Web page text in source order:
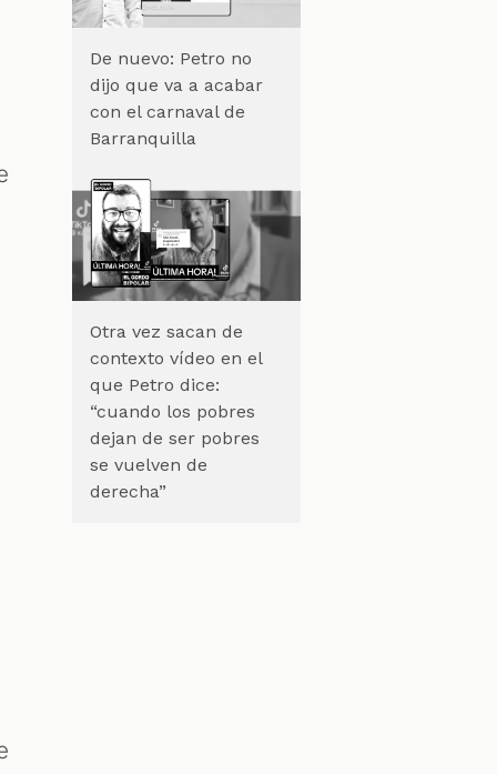
De nuevo: Petro no
dijo que va a acabar
con el carnaval de
Barranquilla
Otra vez sacan de
contexto vídeo en el
que Petro dice:
“cuando los pobres
dejan de ser pobres
se vuelven de
derecha”